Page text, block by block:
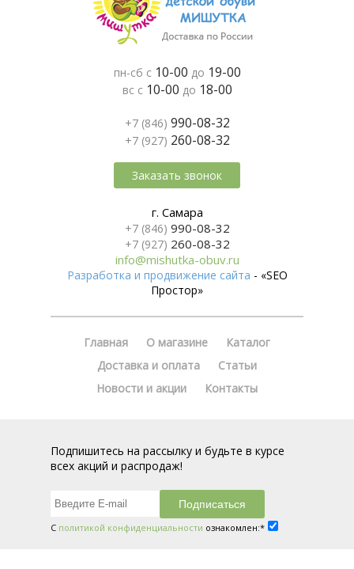
пн-сб с 10-00 до 19-00
вс с 10-00 до 18-00
+7 (846) 990-08-32
+7 (927) 260-08-32
Заказать звонок
г. Самара
+7 (846) 990-08-32
+7 (927) 260-08-32
info@mishutka-obuv.ru
Разработка и продвижение сайта - «SEO
Простор»
Главная О магазине
Каталог
Доставка и оплата
Статьи
Новости и акции
Контакты
Подпишитесь на рассылку и будьте в курсе
всех акций и распродаж!
С политикой конфиденциальности ознакомлен:*